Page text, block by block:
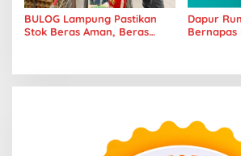
BULOG Lampung Pastikan
Stok Beras Aman, Beras
Dapur
Bernapas